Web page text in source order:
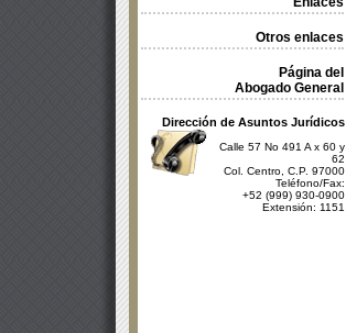
Otros enlaces
Página del
Abogado General
Dirección de Asuntos Jurídicos
Calle 57 No 491 A x 60 y
62
Col. Centro, C.P. 97000
Teléfono/Fax:
+52 (999) 930-0900
Extensión: 1151